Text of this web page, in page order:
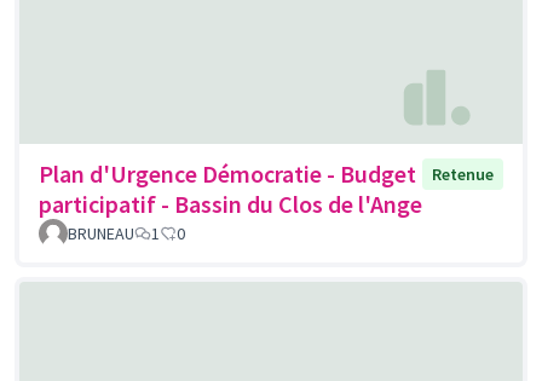
Plan d'Urgence Démocratie - Budget
participatif - Bassin du Clos de l'Ange
Retenue
BRUNEAU 1 0